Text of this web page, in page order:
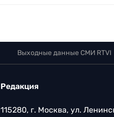
Выходные данные СМИ RTVI
Редакция
115280, г. Москва, ул.